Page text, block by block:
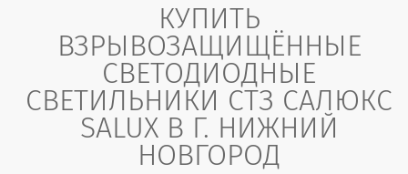
КУПИТЬ
ВЗРЫВОЗАЩИЩЁННЫЕ
СВЕТОДИОДНЫЕ
СВЕТИЛЬНИКИ СТЗ САЛЮКС
SALUX В Г. НИЖНИЙ
НОВГОРОД